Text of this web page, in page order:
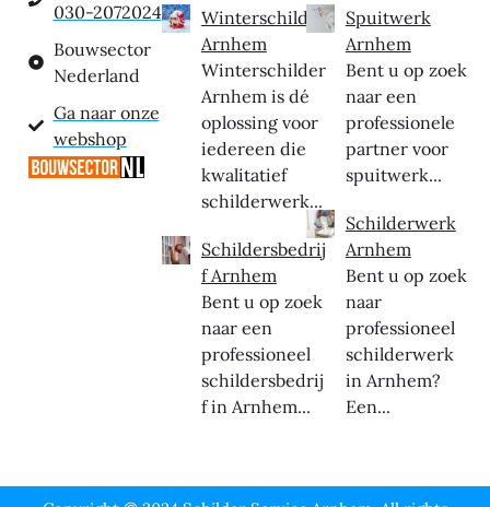
030-2072024
Bouwsector
Nederland
Ga naar onze
webshop
Winterschilder
Arnhem
Winterschilder
Arnhem is dé
oplossing voor
iedereen die
kwalitatief
schilderwerk...
Schildersbedrij
f Arnhem
Bent u op zoek
naar een
professioneel
schildersbedrij
f in Arnhem...
Spuitwerk
Arnhem
Bent u op zoek
naar een
professionele
partner voor
spuitwerk...
Schilderwerk
Arnhem
Bent u op zoek
naar
professioneel
schilderwerk
in Arnhem?
Een...